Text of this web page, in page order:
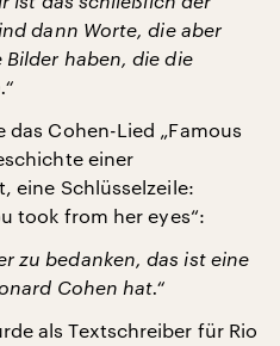
dann Worte, die aber
Bilder haben, die die
das Cohen-Lied „Famous
einer
eine Schlüsselzeile:
took from her eyes“:
zu bedanken, das ist eine
Cohen hat.“
als Textschreiber für Rio